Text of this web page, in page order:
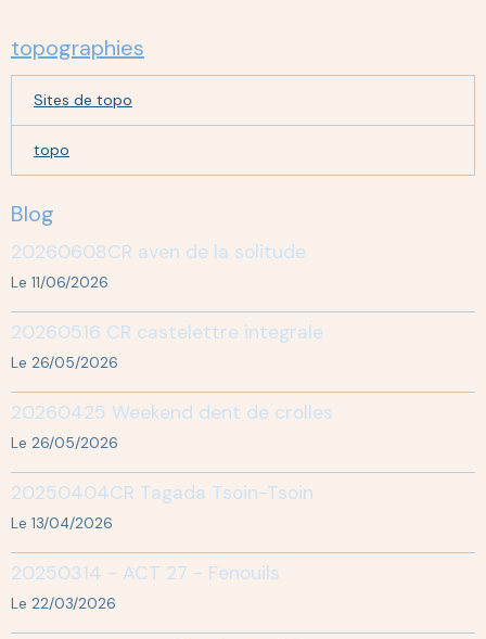
topographies
Sites de topo
topo
Blog
20260608CR aven de la solitude
Le 11/06/2026
20260516 CR castelettre integrale
Le 26/05/2026
20260425 Weekend dent de crolles
Le 26/05/2026
20250404CR Tagada Tsoin-Tsoin
Le 13/04/2026
20250314 - ACT 27 - Fenouils
Le 22/03/2026